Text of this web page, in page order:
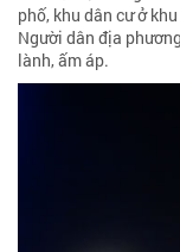
phố, khu dân cư ở
Người dân địa
lành, ấm áp.